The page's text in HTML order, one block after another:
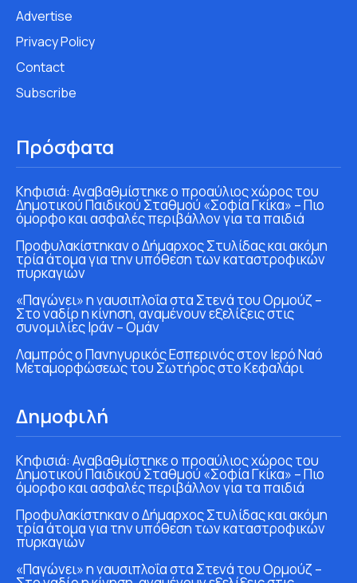
Advertise
Privacy Policy
Contact
Subscribe
Πρόσφατα
Κηφισιά: Αναβαθμίστηκε ο προαύλιος χώρος του
Δημοτικού Παιδικού Σταθμού «Σοφία Γκίκα» – Πιο
όμορφο και ασφαλές περιβάλλον για τα παιδιά
Προφυλακίστηκαν ο Δήμαρχος Στυλίδας και ακόμη
τρία άτομα για την υπόθεση των καταστροφικών
πυρκαγιών
«Παγώνει» η ναυσιπλοΐα στα Στενά του Ορμούζ –
Στο ναδίρ η κίνηση, αναμένουν εξελίξεις στις
συνομιλίες Ιράν – Ομάν
Λαμπρός ο Πανηγυρικός Εσπερινός στον Ιερό Ναό
Μεταμορφώσεως του Σωτήρος στο Κεφαλάρι
Δημοφιλή
Κηφισιά: Αναβαθμίστηκε ο προαύλιος χώρος του
Δημοτικού Παιδικού Σταθμού «Σοφία Γκίκα» – Πιο
όμορφο και ασφαλές περιβάλλον για τα παιδιά
Προφυλακίστηκαν ο Δήμαρχος Στυλίδας και ακόμη
τρία άτομα για την υπόθεση των καταστροφικών
πυρκαγιών
«Παγώνει» η ναυσιπλοΐα στα Στενά του Ορμούζ –